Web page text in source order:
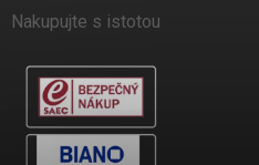
Nakupujte s istotou